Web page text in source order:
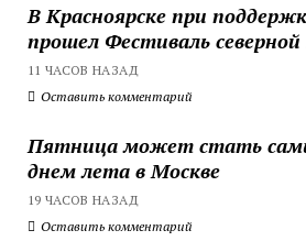
В Красноярске при
прошел Фестиваль
11 ЧАСОВ НАЗАД
Оставить комментарий
Пятница может стать
днем лета в Москве
19 ЧАСОВ НАЗАД
Оставить комментарий